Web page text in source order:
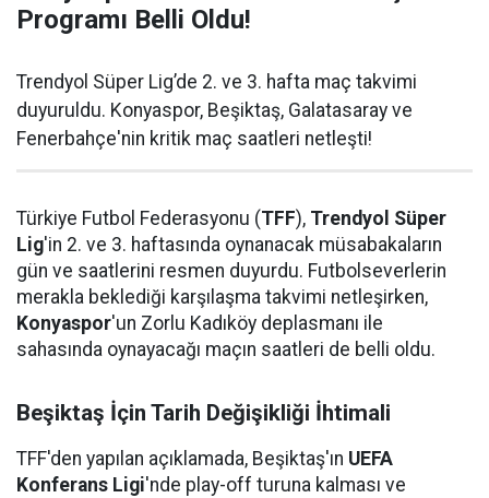
Programı Belli Oldu!
Trendyol Süper Lig’de 2. ve 3. hafta maç takvimi
duyuruldu. Konyaspor, Beşiktaş, Galatasaray ve
Fenerbahçe'nin kritik maç saatleri netleşti!
Türkiye Futbol Federasyonu (TFF), Trendyol Süper
Lig'in 2. ve 3. haftasında oynanacak müsabakaların
gün ve saatlerini resmen duyurdu. Futbolseverlerin
merakla beklediği karşılaşma takvimi netleşirken,
Konyaspor'un Zorlu Kadıköy deplasmanı ile
sahasında oynayacağı maçın saatleri de belli oldu.
Beşiktaş İçin Tarih Değişikliği İhtimali
TFF'den yapılan açıklamada, Beşiktaş'ın UEFA
Konferans Ligi'nde play-off turuna kalması ve